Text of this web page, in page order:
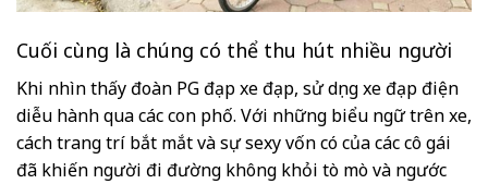
Cuối cùng là chúng có thể thu hút nhiều người
Khi nhìn thấy đoàn PG đạp xe đạp, sử dụng xe đạp điện
diễu hành qua các con phố. Với những biểu ngữ trên xe,
cách trang trí bắt mắt và sự sexy vốn có của các cô gái
đã khiến người đi đường không khỏi tò mò và ngước